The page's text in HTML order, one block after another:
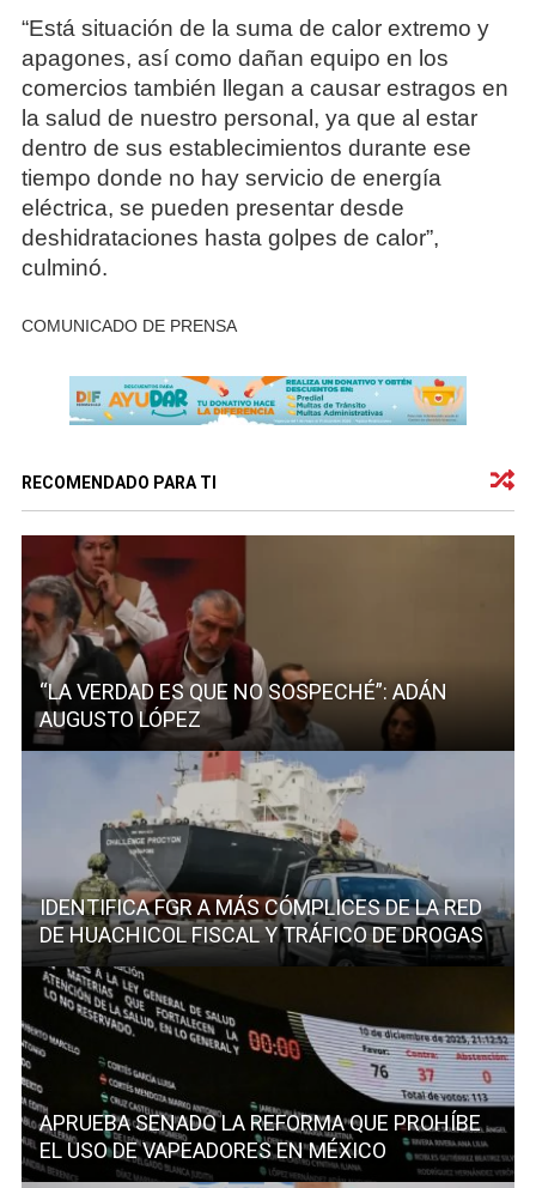
“Está situación de la suma de calor extremo y
apagones, así como dañan equipo en los
comercios también llegan a causar estragos en
la salud de nuestro personal, ya que al estar
dentro de sus establecimientos durante ese
tiempo donde no hay servicio de energía
eléctrica, se pueden presentar desde
deshidrataciones hasta golpes de calor”,
culminó.
COMUNICADO DE PRENSA
RECOMENDADO PARA TI
“LA VERDAD ES QUE NO SOSPECHÉ”: ADÁN
AUGUSTO LÓPEZ
IDENTIFICA FGR A MÁS CÓMPLICES DE LA RED
DE HUACHICOL FISCAL Y TRÁFICO DE DROGAS
APRUEBA SENADO LA REFORMA QUE PROHÍBE
EL USO DE VAPEADORES EN MÉXICO